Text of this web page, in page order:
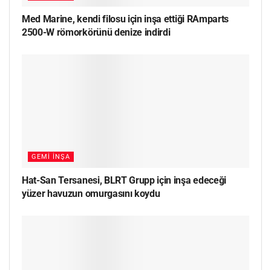
Med Marine, kendi filosu için inşa ettiği RAmparts
2500-W römorkörünü denize indirdi
GEMI İNŞA
Hat-San Tersanesi, BLRT Grupp için inşa edeceği
yüzer havuzun omurgasını koydu